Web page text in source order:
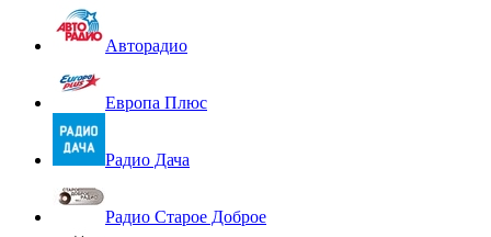
Авторадио
Европа Плюс
Радио Дача
Радио Старое Доброе